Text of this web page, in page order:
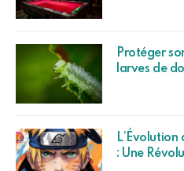
Protéger
larves de
: Une